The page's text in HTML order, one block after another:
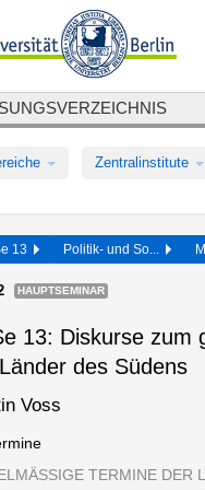
Zentralinstitute
13 Politik- und So...
HAUPTSEMINAR
13: Diskurse zum
des Südens
Voss
TERMINE DER